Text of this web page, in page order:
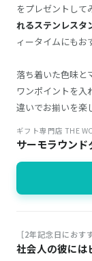
をプレゼントして
れるステンレスタ
ィータイムにもお
落ち着いた色味と
ワンポイントを入
違いでお揃いを楽
ギフト専門店 THE
サーモラウンド
［2年記念日にお
社会人の彼には